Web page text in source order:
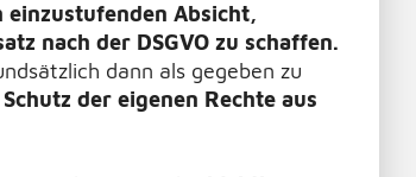
Absicht,
nach der DSGVO zu schaffen.
dann als gegeben zu
der eigenen Rechte aus